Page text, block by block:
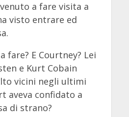
a fare visita a
visto entrare ed
fare? E Courtney? Lei
e Kurt Cobain
vicini negli ultimi
aveva confidato a
di strano?